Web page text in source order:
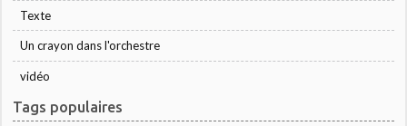
Texte
Un crayon dans l'orchestre
vidéo
Tags populaires